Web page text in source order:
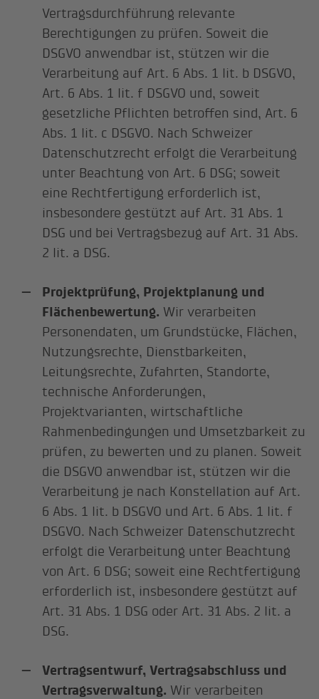
Vertragsdurchführung relevante
Berechtigungen zu prüfen. Soweit die
DSGVO anwendbar ist, stützen wir die
Verarbeitung auf Art. 6 Abs. 1 lit. b DSGVO,
Art. 6 Abs. 1 lit. f DSGVO und, soweit
gesetzliche Pflichten betroffen sind, Art. 6
Abs. 1 lit. c DSGVO. Nach Schweizer
Datenschutzrecht erfolgt die Verarbeitung
unter Beachtung von Art. 6 DSG; soweit
eine Rechtfertigung erforderlich ist,
insbesondere gestützt auf Art. 31 Abs. 1
DSG und bei Vertragsbezug auf Art. 31 Abs.
2 lit. a DSG.
Projektprüfung, Projektplanung und
Flächenbewertung. Wir verarbeiten
Personendaten, um Grundstücke, Flächen,
Nutzungsrechte, Dienstbarkeiten,
Leitungsrechte, Zufahrten, Standorte,
technische Anforderungen,
Projektvarianten, wirtschaftliche
Rahmenbedingungen und Umsetzbarkeit zu
prüfen, zu bewerten und zu planen. Soweit
die DSGVO anwendbar ist, stützen wir die
Verarbeitung je nach Konstellation auf Art.
6 Abs. 1 lit. b DSGVO und Art. 6 Abs. 1 lit. f
DSGVO. Nach Schweizer Datenschutzrecht
erfolgt die Verarbeitung unter Beachtung
von Art. 6 DSG; soweit eine Rechtfertigung
erforderlich ist, insbesondere gestützt auf
Art. 31 Abs. 1 DSG oder Art. 31 Abs. 2 lit. a
DSG.
Vertragsentwurf, Vertragsabschluss und
Vertragsverwaltung. Wir verarbeiten